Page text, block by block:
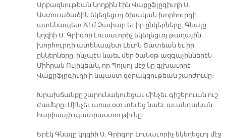
Սրբազնութեան կողքին էին Վաքըֆլըգիւղի Ս.
Աստուածածին եկեղեցւոյ ծխական խորհուրդի
ատենապետ Ճէմ Չափար եւ իր ընկերները, Գնալը
կղզիի Ս. Գրիգոր Լուսաւորիչ եկեղեցւոյ թաղային
խորհուրդի ատենապետ Լեւոն Շատեան եւ իր
ընկերները, ինչպէս նաեւ մեր ծանօթ ազգայիններէն
Միհրան Ուլիկեան, որ Պոլսոյ մէջ կը գլխաւորէ
Վաքըֆլըգիւղի ի նպաստ զօրակցութեան շարժումը։
Խրախճանքը շարունակուեցաւ մինչեւ գիշերուան ուշ
ժամերը։ Մինչեւ առաւօտ տեւեց նաեւ աւանդական
հարիսայի պատրաստութիւնը։
Երէկ Գնալը կղզիի Ս. Գրիգոր Լուսաւորիչ եկեղեցւոյ մէջ